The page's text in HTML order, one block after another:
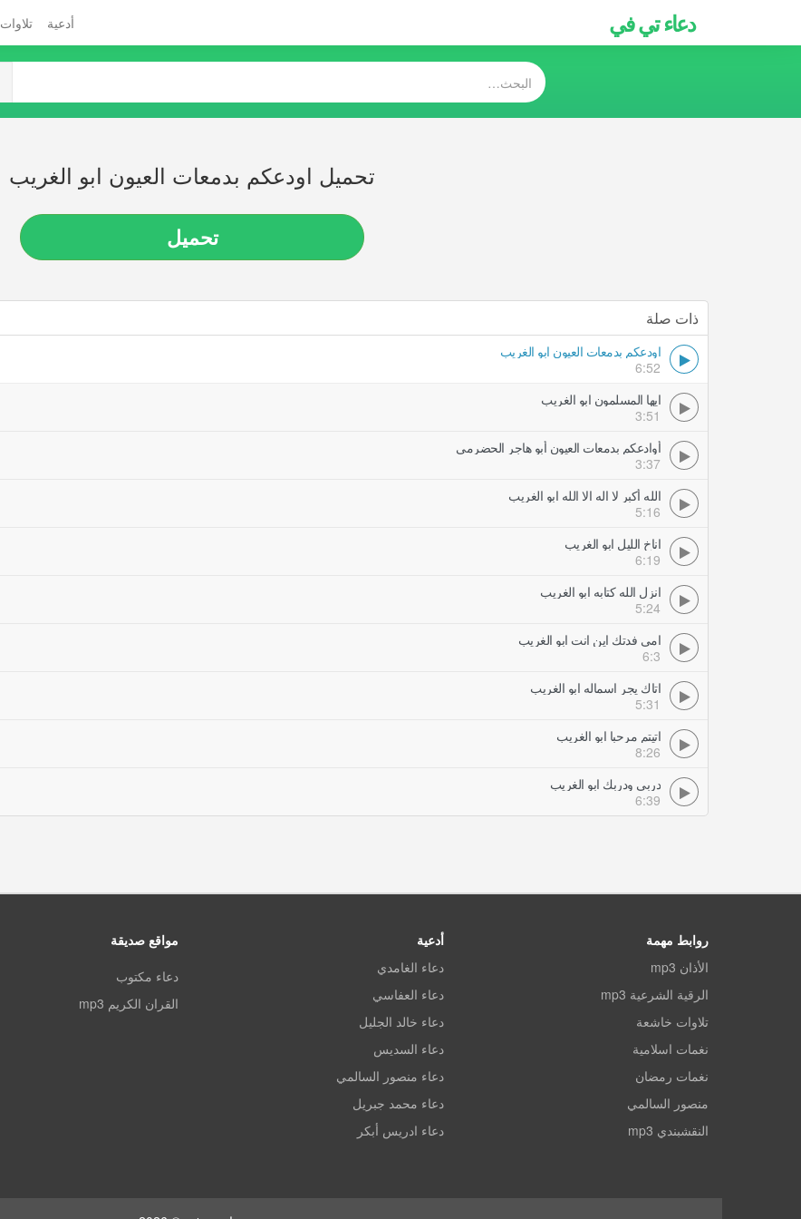
دعاء تي في أدعية تلاوات
تحميل اودعكم بدمعات العيون ابو الغريب
تحميل
ذات صلة
اودعكم بدمعات العيون ابو الغريب
6:52
ايها المسلمون ابو الغريب
3:51
أوادعكم بدمعات العيون أبو هاجر الحضرمي
3:37
الله أكبر لا اله الا الله ابو الغريب
5:16
اناخ الليل ابو الغريب
6:19
انزل الله كتابه ابو الغريب
5:24
امي فدتك اين انت ابو الغريب
6:3
اتاك يجر اسماله ابو الغريب
5:31
اتيتم مرحبا ابو الغريب
8:26
دربي ودربك ابو الغريب
6:39
روابط مهمة
الأذان mp3
الرقية الشرعية mp3
تلاوات خاشعة
نغمات اسلامية
نغمات رمضان
منصور السالمي
النقشبندي mp3
أدعية
دعاء الغامدي
دعاء العفاسي
دعاء خالد الجليل
دعاء السديس
دعاء منصور السالمي
دعاء محمد جبريل
دعاء ادريس أبكر
مواقع صديقة
دعاء مكتوب
القران الكريم mp3